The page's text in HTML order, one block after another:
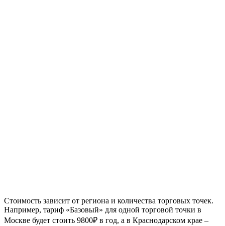
Стоимость зависит от региона и количества торговых точек.
Например, тариф «Базовый» для одной торговой точки в
Москве будет стоить 9800₽ в год, а в Краснодарском крае –